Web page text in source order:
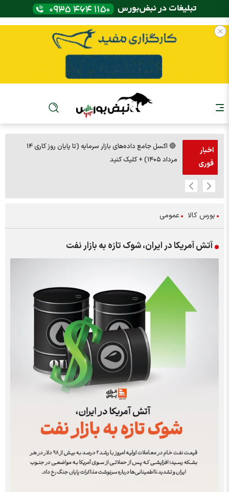
اخبار
فوری
🔴 اکسل جامع داده‌های بازار سرمایه (تا پایان روز کاری ۱۴
مرداد ۱۴۰۵) + کلیک کنید
بورس کالا عمومی
آتش آمریکا در ایران، شوک تازه به بازار نفت